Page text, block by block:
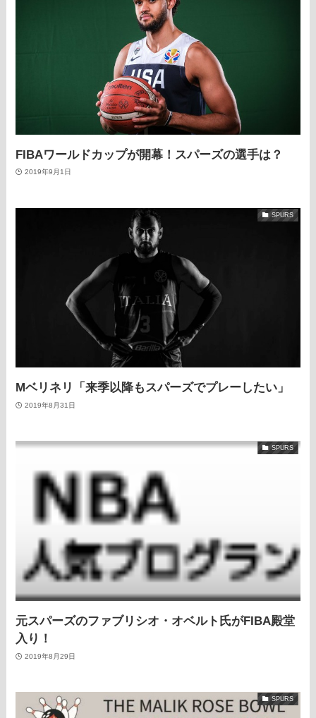
FIBAワールドカップが開幕！スパーズの選手は？
2019年9月1日
SPURS
Mベリネリ「来季以降もスパーズでプレーしたい」
2019年8月31日
SPURS
元スパーズのファブリシオ・オベルト氏がFIBA殿堂
入り！
2019年8月29日
SPURS